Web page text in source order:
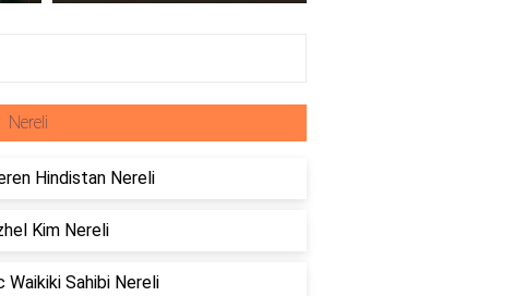
Nereli
Hindistan Nereli
Kim Nereli
Waikiki Sahibi Nereli